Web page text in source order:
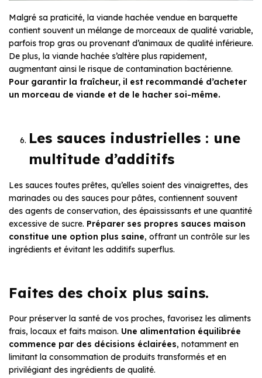
Malgré sa praticité, la viande hachée vendue en barquette
contient souvent un mélange de morceaux de qualité variable,
parfois trop gras ou provenant d’animaux de qualité inférieure.
De plus, la viande hachée s’altère plus rapidement,
augmentant ainsi le risque de contamination bactérienne.
Pour garantir la fraîcheur, il est recommandé d’acheter
un morceau de viande et de le hacher soi-même.
Les sauces industrielles : une
multitude d’additifs
Les sauces toutes prêtes, qu’elles soient des vinaigrettes, des
marinades ou des sauces pour pâtes, contiennent souvent
des agents de conservation, des épaississants et une quantité
excessive de sucre. Préparer ses propres sauces maison
constitue une option plus saine, offrant un contrôle sur les
ingrédients et évitant les additifs superflus.
Faites des choix plus sains.
Pour préserver la santé de vos proches, favorisez les aliments
frais, locaux et faits maison. Une alimentation équilibrée
commence par des décisions éclairées, notamment en
limitant la consommation de produits transformés et en
privilégiant des ingrédients de qualité.